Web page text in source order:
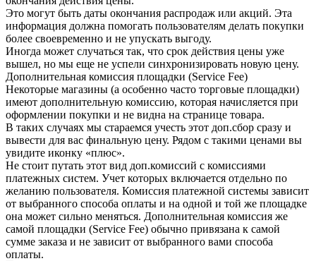
Это могут быть даты окончания распродаж или акций. Эта
информация должна помогать пользователям делать покупки
более своевременно и не упускать выгоду.
Иногда может случаться так, что срок действия цены уже
вышел, но мы еще не успели синхронизировать новую цену.
Дополнительная комиссия площадки (Service Fee)
Некоторые магазины (а особенно часто торговые площадки)
имеют дополнительную комиссию, которая начисляется при
оформлении покупки и не видна на странице товара.
В таких случаях мы стараемся учесть этот доп.сбор сразу и
вывести для вас финальную цену. Рядом с такими ценами вы
увидите иконку «плюс».
Не стоит путать этот вид доп.комиссий с комиссиями
платежных систем. Учет которых включается отдельно по
желанию пользователя. Комиссия платежной системы зависит
от выбранного способа оплаты и на одной и той же площадке
она может сильно меняться. Дополнительная комиссия же
самой площадки (Service Fee) обычно привязана к самой
сумме заказа и не зависит от выбранного вами способа
оплаты.